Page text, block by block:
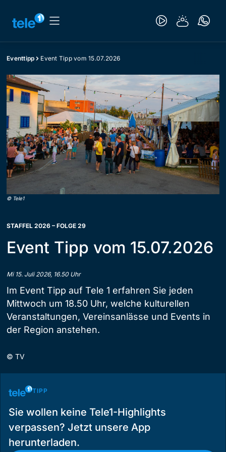
Eventtipp Event Tipp vom 15.07.2026
© Tele1
STAFFEL 2026 – FOLGE 29
Event Tipp vom 15.07.2026
Mi 15. Juli 2026, 16.50 Uhr
Im Event Tipp auf Tele 1 erfahren Sie jeden
Mittwoch um 18.50 Uhr, welche kulturellen
Veranstaltungen, Vereinsanlässe und Events in
der Region anstehen.
© TV
TIPP
Sie wollen keine Tele1-Highlights
verpassen? Jetzt unsere App
herunterladen.